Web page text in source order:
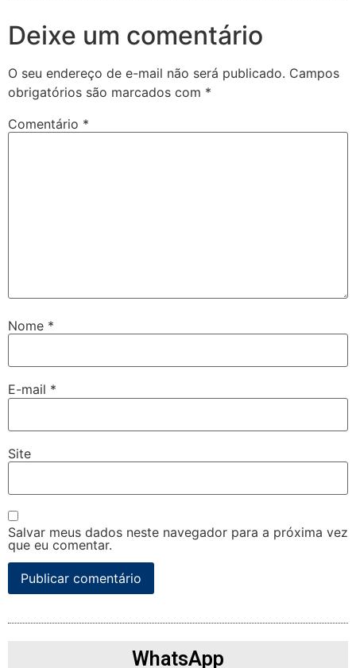
Deixe um comentário
O seu endereço de e-mail não será publicado. Campos
obrigatórios são marcados com *
Comentário *
Nome *
E-mail *
Site
Salvar meus dados neste navegador para a próxima vez
que eu comentar.
WhatsApp